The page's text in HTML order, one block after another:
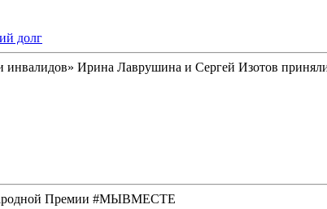
долг
Ирина Лаврушина и Сергей Изотов
Премии #МЫВМЕСТЕ